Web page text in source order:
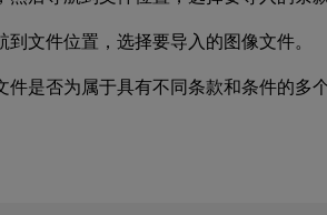
到文件位置，选择要导入的图像文件。
件是否为属于具有不同条款和条件的多